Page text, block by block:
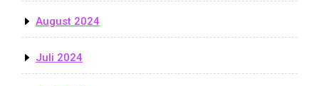
August 2024
Juli 2024